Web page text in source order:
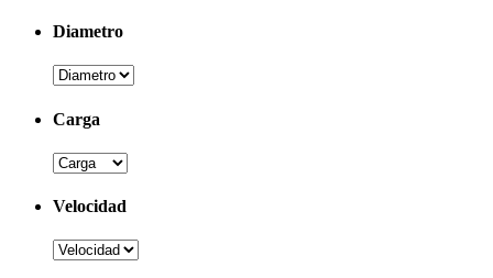
Diametro
Carga
Velocidad